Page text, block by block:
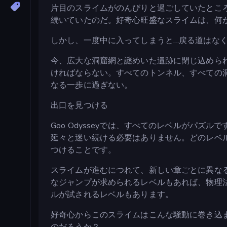
片目のスライムがのんびりと過ごしていたと
続いていたのだ。好奇心旺盛なスライムは、
しかし、一度中に入ってしまうと…戻る道はな
今、広大な洞窟網と謎めいた遺跡に閉じ込め
ければならない。すべてのトンネル、すべて
なる一歩に過ぎない。
出口を見つける
Goo Odysseyでは、すべてのレベルがパズル
延々と迷い続ける必要はありません。どのレ
つけることです。
スライムが進むにつれて、新しい章ごとに異
なジャンプが求められるレベルもあれば、物
ルが試されるレベルもあります。
好奇心からこのスライムはこんな騒動に巻き